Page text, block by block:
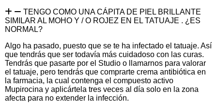
TENGO COMO UNA CÁPITA DE PIEL BRILLANTE
SIMILAR AL MOHO Y / O ROJEZ EN EL TATUAJE . ¿ES
NORMAL?
Algo ha pasado, puesto que se te ha infectado el tatuaje. Así
que tendrás que ser todavía más cuidadoso con las curas.
Tendrás que pasarte por el Studio o llamarnos para valorar
el tatuaje, pero tendrás que comprarte crema antibiótica en
la farmacia, la cual contenga el compuesto activo
Mupirocina y aplicártela tres veces al día solo en la zona
afecta para no extender la infección.